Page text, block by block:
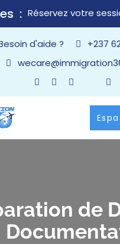
Réservez votre
d'aide ?
+237
de